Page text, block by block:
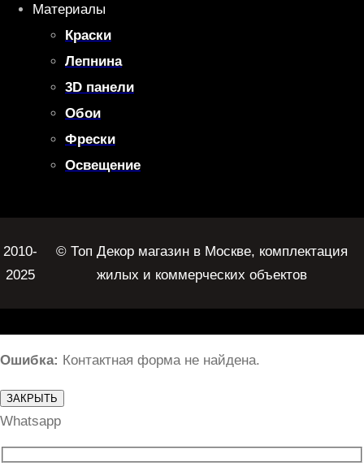
Материалы
Краски
Лепнина
3D панели
Обои
Фрески
Освещение
2010-
2025
© Топ Декор магазин в Москве, комплектация
жилых и коммерческих объектов
Ошибка: Контактная форма не найдена.
ЗАКРЫТЬ
Whatsapp